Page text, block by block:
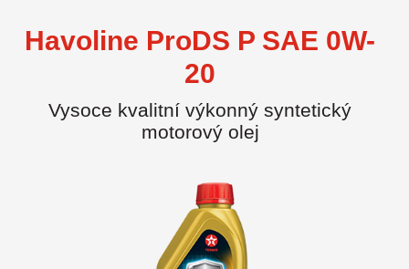
Havoline ProDS P SAE 0W-
20
Vysoce kvalitní výkonný syntetický
motorový olej